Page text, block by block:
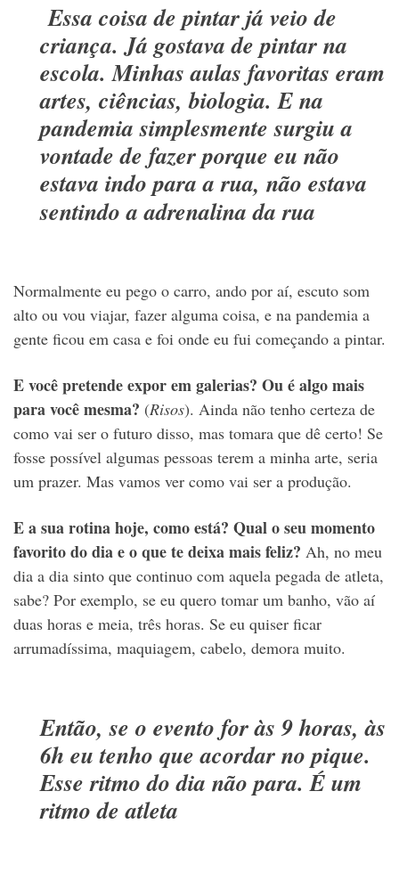
Essa coisa de pintar já veio de
criança. Já gostava de pintar na
escola. Minhas aulas favoritas eram
artes, ciências, biologia. E na
pandemia simplesmente surgiu a
vontade de fazer porque eu não
estava indo para a rua, não estava
sentindo a adrenalina da rua
Normalmente eu pego o carro, ando por aí, escuto som
alto ou vou viajar, fazer alguma coisa, e na pandemia a
gente ficou em casa e foi onde eu fui começando a pintar.
E você pretende expor em galerias? Ou é algo mais
para você mesma? (Risos). Ainda não tenho certeza de
como vai ser o futuro disso, mas tomara que dê certo! Se
fosse possível algumas pessoas terem a minha arte, seria
um prazer. Mas vamos ver como vai ser a produção.
E a sua rotina hoje, como está? Qual o seu momento
favorito do dia e o que te deixa mais feliz? Ah, no meu
dia a dia sinto que continuo com aquela pegada de atleta,
sabe? Por exemplo, se eu quero tomar um banho, vão aí
duas horas e meia, três horas. Se eu quiser ficar
arrumadíssima, maquiagem, cabelo, demora muito.
Então, se o evento for às 9 horas, às
6h eu tenho que acordar no pique.
Esse ritmo do dia não para. É um
ritmo de atleta